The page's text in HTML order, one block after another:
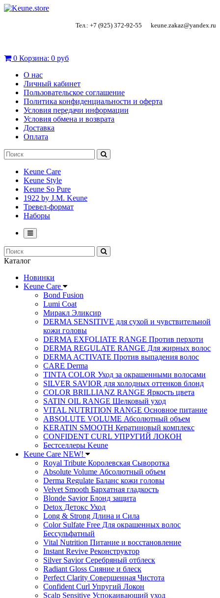
Тел.: +7 (925) 372-92-55 keune.zakaz@yandex.ru
0 Корзина: 0 руб
О нас
Личный кабинет
Пользовательское соглашение
Политика конфиденциальности и оферта
Условия передачи информации
Условия обмена и возврата
Доставка
Оплата
Keune Care
Keune Style
Keune So Pure
1922 by J.M. Keune
Тревел-формат
Наборы
Каталог
Новинки
Keune Care
Bond Fusion
Lumi Coat
Миракл Эликсир
DERMA SENSITIVE для сухой и чувствительной
кожи головы
DERMA EXFOLIATE RANGE Против перхоти
DERMA REGULATE RANGE Для жирных волос
DERMA ACTIVATE Против выпадения волос
CARE Derma
TINTA COLOR Уход за окрашенными волосами
SILVER SAVIOR для холодных оттенков блонд
COLOR BRILLIANZ RANGE Яркость цвета
SATIN OIL RANGE Шелковый уход
VITAL NUTRITION RANGE Основное питание
ABSOLUTE VOLUME Абсолютный объем
KERATIN SMOOTH Кератиновый комплекс
CONFIDENT CURL УПРУГИЙ ЛОКОН
Бестселлеры Keune
Keune Care NEW!
Royal Tribute Королевская Сыворотка
Absolute Volume Абсолютный объем
Derma Regulate Баланс кожи головы
Velvet Smooth Бархатная гладкость
Blonde Savior Блонд защита
Detox Детокс Уход
Long & Strong Длина и Сила
Color Sulfate Free Для окрашенных волос
Бессульфатный
Vital Nutrition Питание и восстановление
Instant Revive Реконструктор
Silver Savior Серебряный отблеск
Radiant Gloss Сияние и блеск
Perfect Clarity Совершенная Чистота
Confident Curl Упругий Локон
Scalp Sensitive Успокаивающий уход